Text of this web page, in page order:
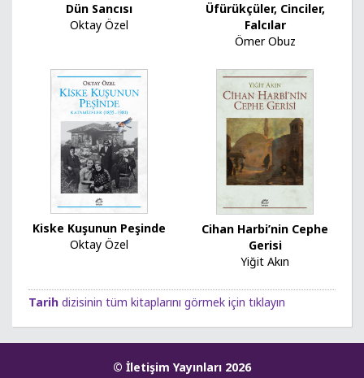
Dün Sancısı
Oktay Özel
Üfürükçüler, Cinciler,
Falcılar
Ömer Obuz
Kiske Kuşunun Peşinde
Oktay Özel
Cihan Harbi’nin Cephe
Gerisi
Yiğit Akın
Tarih dizisinin tüm kitaplarını görmek için tıklayın
© İletişim Yayınları 2026